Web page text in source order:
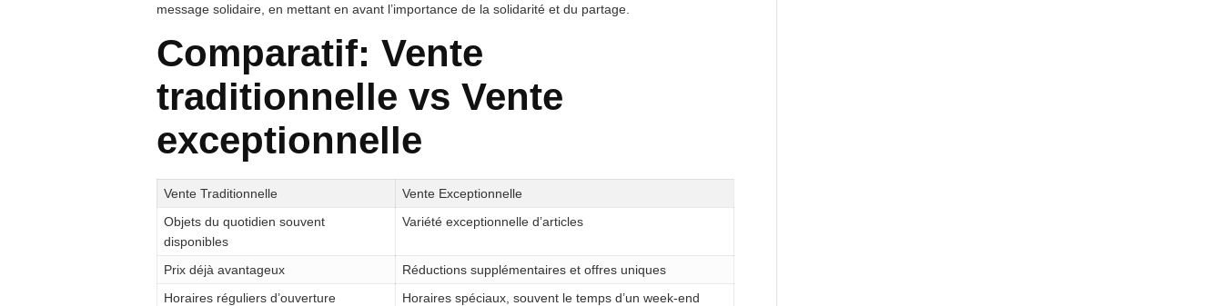
message solidaire, en mettant en avant l’importance de la solidarité et du partage.
Comparatif: Vente
traditionnelle vs Vente
exceptionnelle
Vente Traditionnelle
Vente Exceptionnelle
Objets du quotidien souvent
disponibles
Variété exceptionnelle d’articles
Prix déjà avantageux
Réductions supplémentaires et offres uniques
Horaires réguliers d’ouverture
Horaires spéciaux, souvent le temps d’un week-end